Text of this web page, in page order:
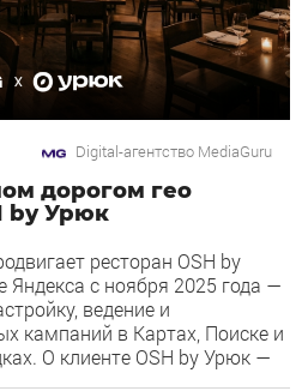
Digital-агентство MediaGuru
дорогом гео
by Урюк
ресторан OSH by
с ноября 2025 года —
ведение и
кампаний в Картах, Поиске и
О клиенте OSH by Урюк —